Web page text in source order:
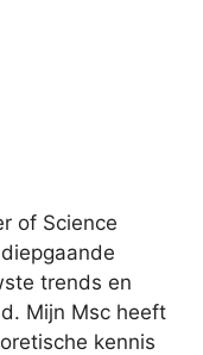
of Science
trends en
Mijn Msc heeft
kennis